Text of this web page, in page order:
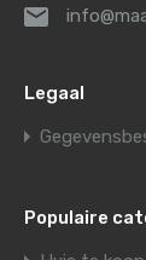
Legaal
Populaire